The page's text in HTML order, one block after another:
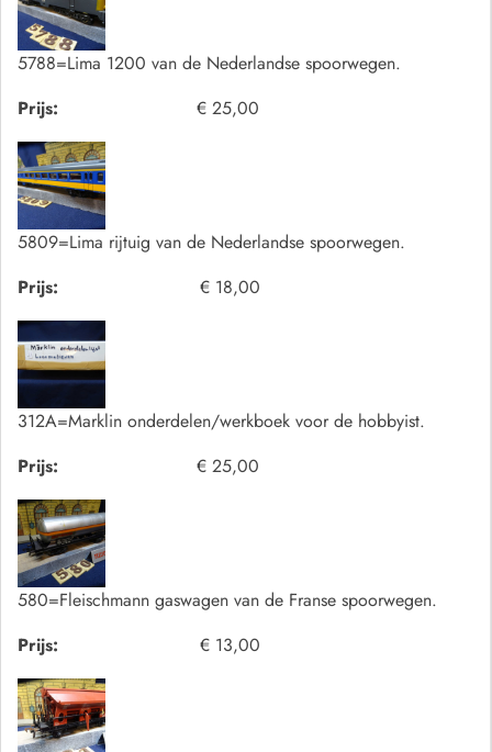
5788=Lima 1200 van de Nederlandse spoorwegen.
Prijs:
€ 25,00
5809=Lima rijtuig van de Nederlandse spoorwegen.
Prijs:
€ 18,00
312A=Marklin onderdelen/werkboek voor de hobbyist.
Prijs:
€ 25,00
580=Fleischmann gaswagen van de Franse spoorwegen.
Prijs:
€ 13,00